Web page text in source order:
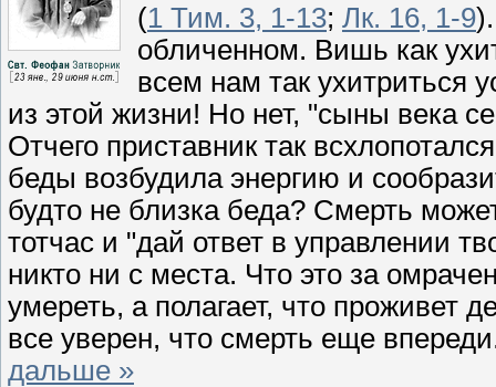
(1 Тим. 3, 1-13; Лк. 16, 1-9
обличенном. Вишь как
всем нам так ухитриться
из этой жизни! Но нет, "сыны века
Отчего приставник так
беды возбудила энергию и
будто не близка беда? Смерть
тотчас и "дай ответ в управлении
никто ни с места. Что это за
умереть, а полагает, что проживет
все уверен, что смерть еще
дальше »